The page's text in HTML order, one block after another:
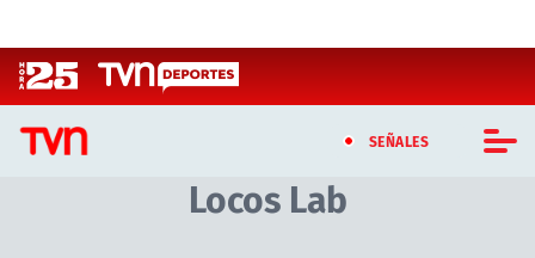
SEÑALES
CASTING MASTERCHEF CHILE
Locos Lab